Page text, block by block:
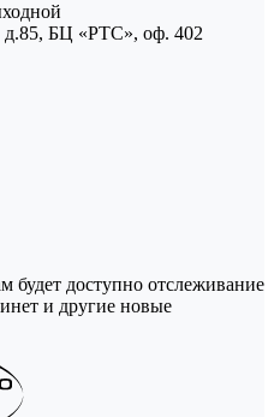
д.85, БЦ «РТС», оф. 402
будет доступно отслеживание
и другие новые